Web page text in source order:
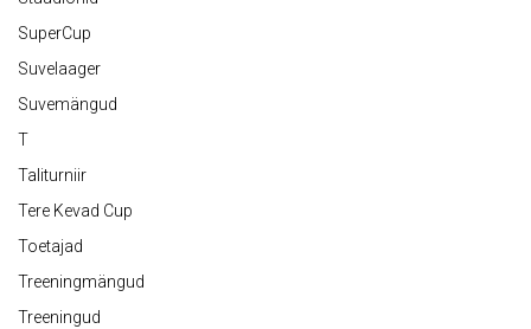
SuperCup
Suvelaager
Suvemängud
T
Taliturniir
Tere Kevad Cup
Toetajad
Treeningmängud
Treeningud